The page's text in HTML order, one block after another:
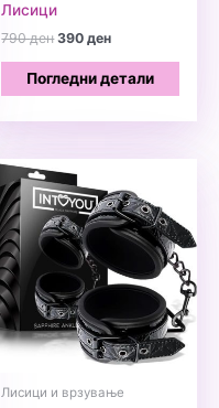
Лисици
790денOriginal
was:
790 ден.
390денCurrent
is:
390 ден.
Погледни детали
Лисици и врзување